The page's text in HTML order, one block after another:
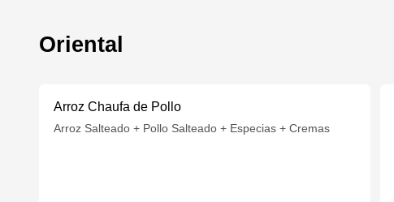
Oriental
Arroz Chaufa de Pollo
Arroz Salteado + Pollo Salteado + Especias + Cremas